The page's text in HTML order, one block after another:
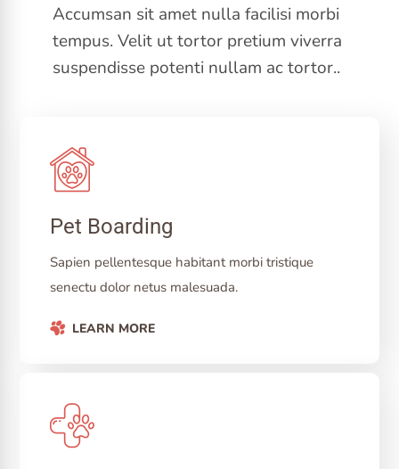
Accumsan sit amet nulla facilisi morbi
tempus. Velit ut tortor pretium viverra
suspendisse potenti nullam ac tortor..
Pet Boarding
Sapien pellentesque habitant morbi tristique
senectu dolor netus malesuada.
LEARN MORE